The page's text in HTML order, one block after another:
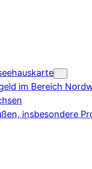
im Bereich
insbesondere